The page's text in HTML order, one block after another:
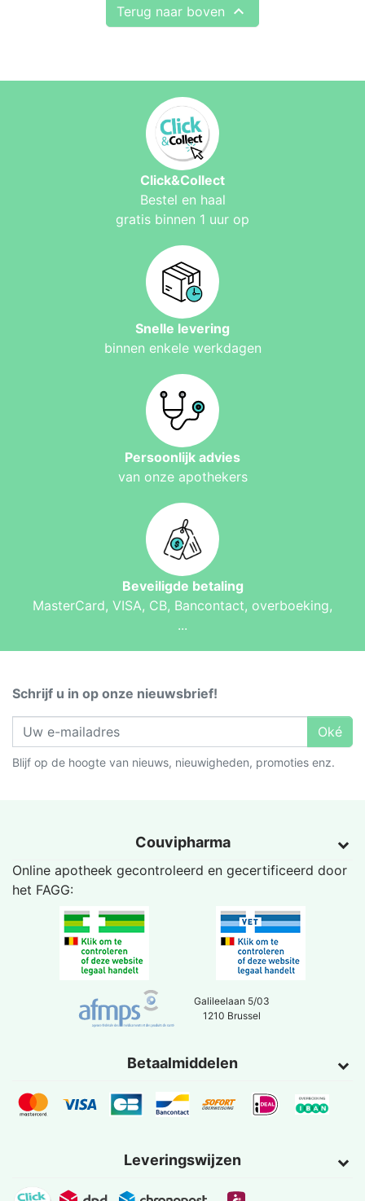
Terug naar boven 
Click&Collect
Bestel en haal
gratis binnen 1 uur op
Snelle levering
binnen enkele werkdagen
Persoonlijk advies
van onze apothekers
Beveiligde betaling
MasterCard, VISA, CB, Bancontact, overboeking,
...
Schrijf u in op onze nieuwsbrief!
Oké
Blijf op de hoogte van nieuws, nieuwigheden, promoties enz.
Couvipharma
Online apotheek gecontroleerd en gecertificeerd door
het FAGG:
Galileelaan 5/03
1210 Brussel
Betaalmiddelen
Leveringswijzen